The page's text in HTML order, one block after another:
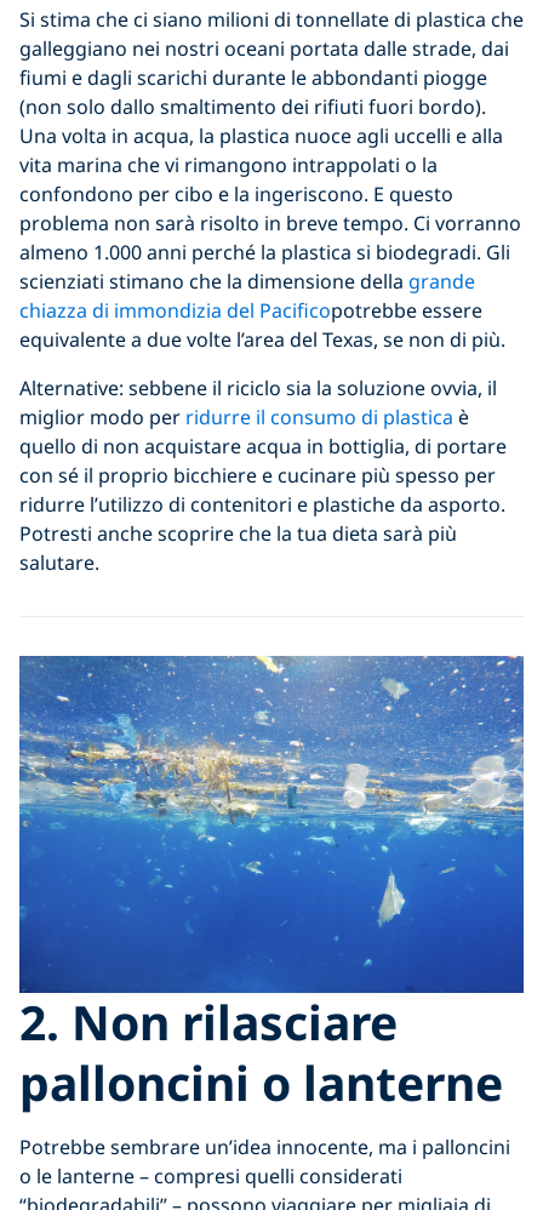
Si stima che ci siano milioni di tonnellate di plastica che
galleggiano nei nostri oceani portata dalle strade, dai
fiumi e dagli scarichi durante le abbondanti piogge
(non solo dallo smaltimento dei rifiuti fuori bordo).
Una volta in acqua, la plastica nuoce agli uccelli e alla
vita marina che vi rimangono intrappolati o la
confondono per cibo e la ingeriscono. E questo
problema non sarà risolto in breve tempo. Ci vorranno
almeno 1.000 anni perché la plastica si biodegradi. Gli
scienziati stimano che la dimensione della grande
chiazza di immondizia del Pacificopotrebbe essere
equivalente a due volte l’area del Texas, se non di più.
Alternative: sebbene il riciclo sia la soluzione ovvia, il
miglior modo per ridurre il consumo di plastica è
quello di non acquistare acqua in bottiglia, di portare
con sé il proprio bicchiere e cucinare più spesso per
ridurre l’utilizzo di contenitori e plastiche da asporto.
Potresti anche scoprire che la tua dieta sarà più
salutare.
2. Non rilasciare
palloncini o lanterne
Potrebbe sembrare un’idea innocente, ma i palloncini
o le lanterne – compresi quelli considerati